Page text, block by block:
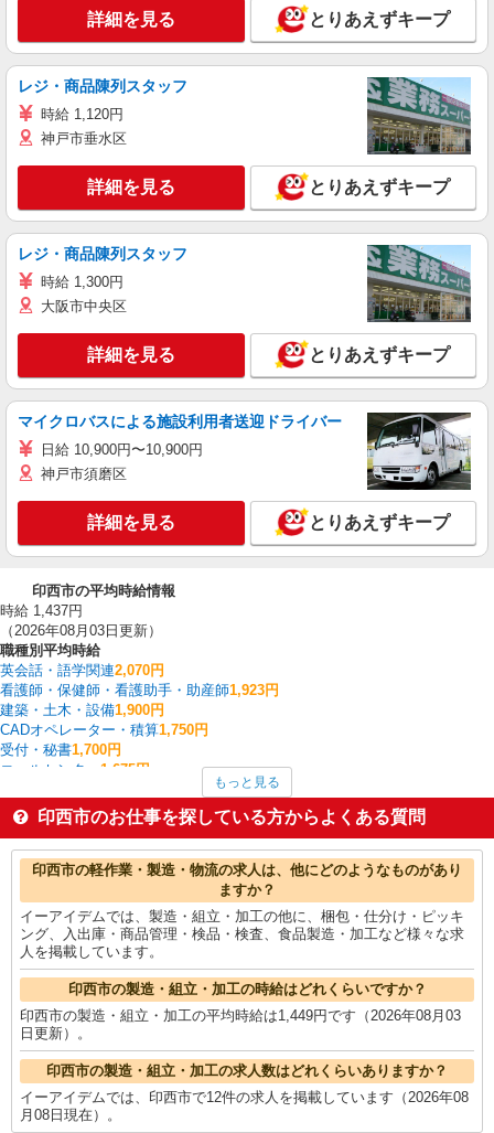
詳細を見る とりあえずキープ
レジ・商品陳列スタッフ
時給 1,120円
神戸市垂水区
詳細を見る とりあえずキープ
レジ・商品陳列スタッフ
時給 1,300円
大阪市中央区
詳細を見る とりあえずキープ
マイクロバスによる施設利用者送迎ドライバー
日給 10,900円〜10,900円
神戸市須磨区
詳細を見る とりあえずキープ
印西市の平均時給情報
時給 1,437円
（2026年08月03日更新）
職種別平均時給
英会話・語学関連2,070円
看護師・保健師・看護助手・助産師1,923円
建築・土木・設備1,900円
CADオペレーター・積算1,750円
受付・秘書1,700円
コールセンター 1,675円
板金・塗装・溶接1,600円
フォークリフト 1,570円
その他軽作業・製造・物流1,550円
印西市の他の職種の平均時給を見る
もっと見る
印西市のお仕事を探している方からよくある質問
印西市の軽作業・製造・物流の求人は、他にどのようなものがあり
ますか？
イーアイデムでは、製造・組立・加工の他に、梱包・仕分け・ピッキ
ング、入出庫・商品管理・検品・検査、食品製造・加工など様々な求
人を掲載しています。
印西市の製造・組立・加工の時給はどれくらいですか？
印西市の製造・組立・加工の平均時給は1,449円です（2026年08月03
日更新）。
印西市の製造・組立・加工の求人数はどれくらいありますか？
イーアイデムでは、印西市で12件の求人を掲載しています（2026年08
月08日現在）。